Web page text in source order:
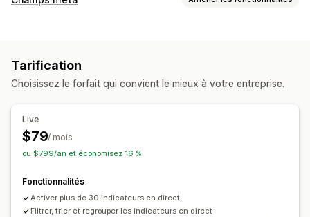
Tarification
Choisissez le forfait qui convient le mieux à votre entreprise.
Live
$79/ mois
ou $799/an et économisez 16 %
Fonctionnalités
Activer plus de 30 indicateurs en direct
Filtrer, trier et regrouper les indicateurs en direct